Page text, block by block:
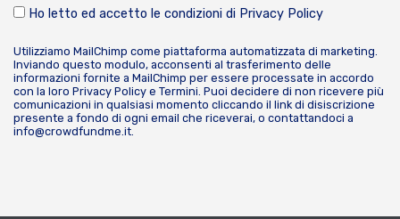
Ho letto ed accetto le condizioni di Privacy Policy
Utilizziamo MailChimp come piattaforma automatizzata di marketing.
Inviando questo modulo, acconsenti al trasferimento delle
informazioni fornite a MailChimp per essere processate in accordo
con la loro Privacy Policy e Termini . Puoi decidere di non ricevere più
comunicazioni in qualsiasi momento cliccando il link di disiscrizione
presente a fondo di ogni email che riceverai, o contattandoci a
info@crowdfundme.it